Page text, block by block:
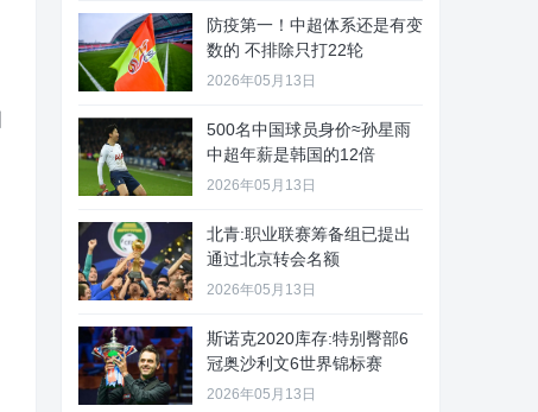
防疫第一！中超体系还是有变
数的 不排除只打22轮
2026年05月13日
500名中国球员身价≈孙星雨
中超年薪是韩国的12倍
2026年05月13日
北青:职业联赛筹备组已提出
通过北京转会名额
2026年05月13日
斯诺克2020库存:特别臀部6
冠奥沙利文6世界锦标赛
2026年05月13日